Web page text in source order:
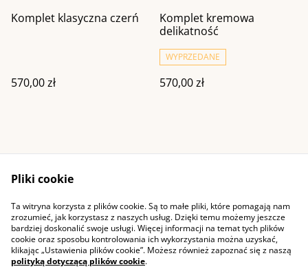
Komplet klasyczna czerń
570,00 zł
Komplet kremowa
delikatność
WYPRZEDANE
570,00 zł
Kontakt
Warunki ogólne
Polityka prywatności
Cookie
Pliki cookie
Ta witryna korzysta z plików cookie. Są to małe pliki, które pomagają nam
zrozumieć, jak korzystasz z naszych usług. Dzięki temu możemy jeszcze
bardziej doskonalić swoje usługi. Więcej informacji na temat tych plików
cookie oraz sposobu kontrolowania ich wykorzystania można uzyskać,
klikając „Ustawienia plików cookie”. Możesz również zapoznać się z naszą
polityką dotyczącą plików cookie.